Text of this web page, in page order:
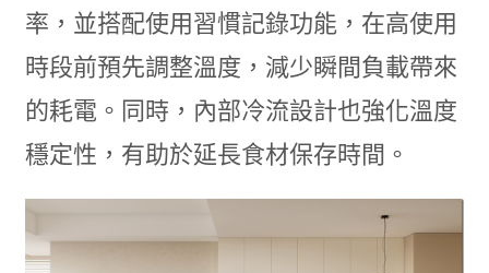
率，並搭配使用習慣記錄功能，在高使用
時段前預先調整溫度，減少瞬間負載帶來
的耗電。同時，內部冷流設計也強化溫度
穩定性，有助於延長食材保存時間。